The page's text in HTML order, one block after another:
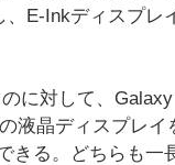
E-Inkディスプレ
に対して、
液晶ディスプレイ
きる。どちらも一